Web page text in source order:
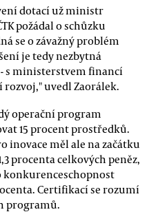
dotací už ministr
požádal o schůzku
se o závažný problém
je tedy nezbytná
s ministerstvem financí
uvedl Zaorálek.
operační program
15 procent prostředků.
inovace měl ale na začátku
procenta celkových peněz,
konkurenceschopnost
Certifikací se rozumí
programů.